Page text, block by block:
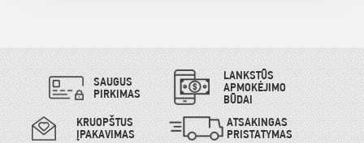
SAUGUS
PIRKIMAS
LANKSTŪS
APMOKĖJIMO
BŪDAI
KRUOPŠTUS
ĮPAKAVIMAS
ATSAKINGAS
PRISTATYMAS